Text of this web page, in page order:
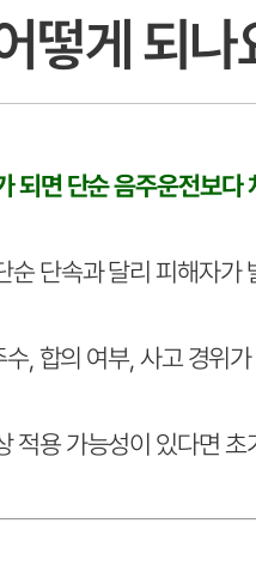
떻게 되나
되면 단순 음주운전보다
순 단속과 달리 피해자가
, 합의 여부, 사고 경위
적용 가능성이 있다면